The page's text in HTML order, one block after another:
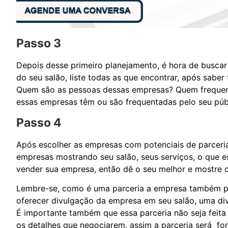
Passo 3
Depois desse primeiro planejamento, é hora de
do seu salão, liste todas as que encontrar, após
Quem são as pessoas dessas empresas? Quem
essas empresas têm ou são frequentadas pelo seu
Passo 4
Após escolher as empresas com potenciais de
empresas mostrando seu salão, seus serviços, o que
vender sua empresa, então dê o seu melhor e mostre
Lembre-se, como é uma parceria a empresa
oferecer divulgação da empresa em seu salão, uma
É importante também que essa parceria não seja
os detalhes que negociarem, assim a parceria será